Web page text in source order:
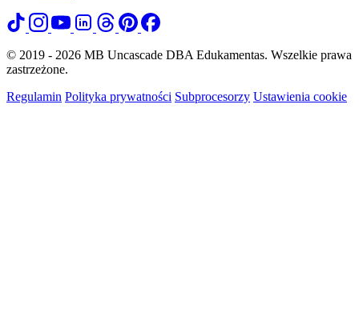
© 2019 - 2026 MB Uncascade DBA Edukamentas. Wszelkie prawa
zastrzeżone.
Regulamin Polityka prywatności Subprocesorzy Ustawienia cookie